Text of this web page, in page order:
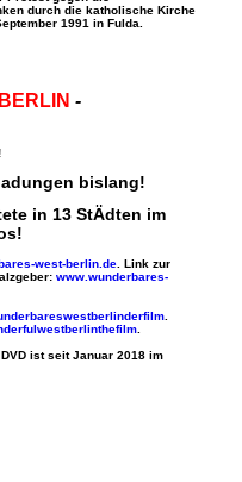
durch die katholische Kirche
1991 in Fulda.
-
bislang!
in 13 StÄdten im
west-berlin.de . Link zur
www.wunderbares-
ist seit Januar 2018 im